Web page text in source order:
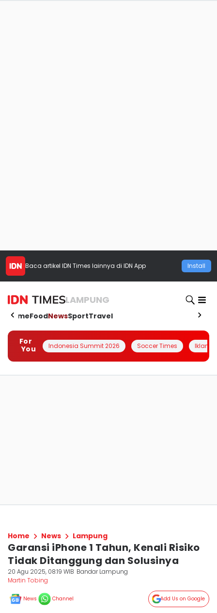
Baca artikel IDN Times lainnya di IDN App Install
LAMPUNG
HomeFoodNewsSportTravel
For
You
Indonesia Summit 2026 Soccer Times Iklanin
Home News Lampung
Garansi iPhone 1 Tahun, Kenali Risiko
Tidak Ditanggung dan Solusinya
20 Agu 2025, 08:19 WIB Bandar Lampung
Martin Tobing
News Channel Add Us on Google